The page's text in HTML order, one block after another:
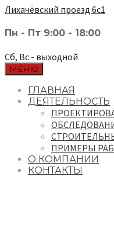
Лихачёвский проезд 6с1
Пн - Пт 9:00 - 18:00
Сб, Вс - выходной
МЕНЮ
ГЛАВНАЯ
ДЕЯТЕЛЬНОСТЬ
ПРИМЕРЫ
О КОМПАНИИ
КОНТАКТЫ